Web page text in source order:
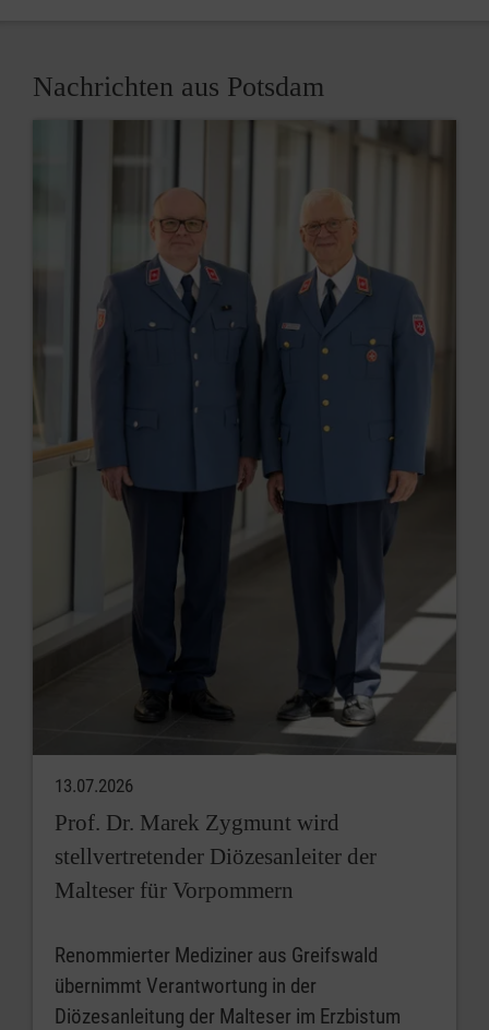
Nachrichten aus Potsdam
13.07.2026
Prof. Dr. Marek Zygmunt wird
stellvertretender Diözesanleiter der
Malteser für Vorpommern
Renommierter Mediziner aus Greifswald
übernimmt Verantwortung in der
Diözesanleitung der Malteser im Erzbistum